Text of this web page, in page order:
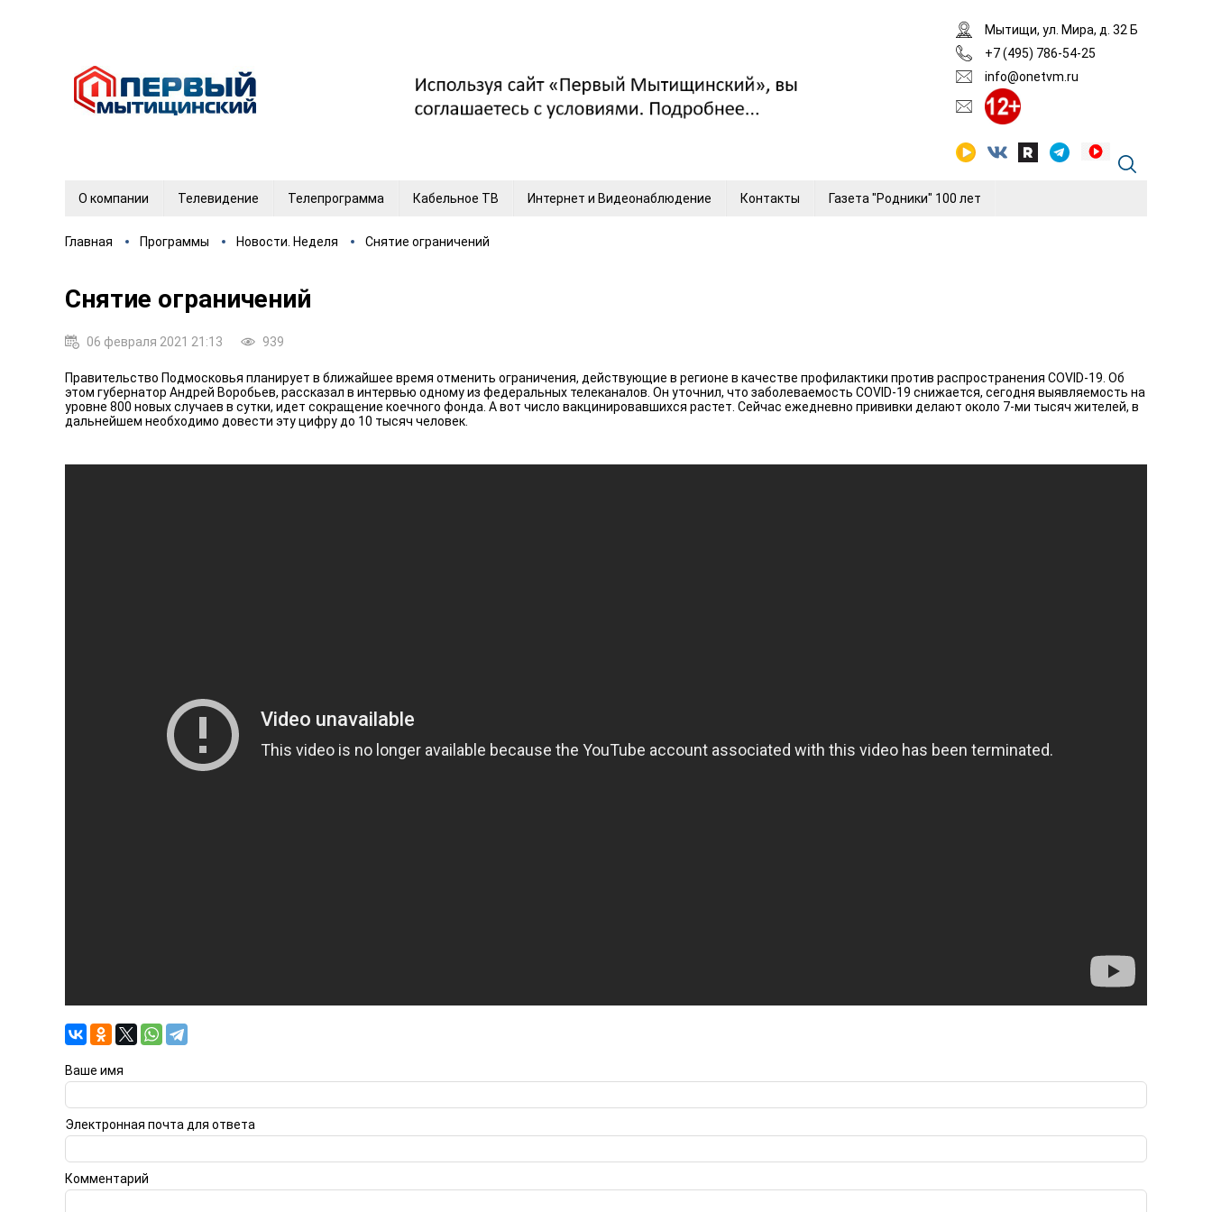
Мытищи, ул. Мира, д. 32 Б
+7 (495) 786-54-25
info@onetvm.ru
О компании Телевидение Телепрограмма Кабельное ТВ Интернет и Видеонаблюдение Контакты Газета "Родники" 100 лет
Главная Программы Новости. Неделя Снятие ограничений
Снятие ограничений
06 февраля 2021 21:13 939
Правительство Подмосковья планирует в ближайшее время отменить ограничения, действующие в регионе в качестве профилактики против распространения COVID-19. Об
этом губернатор Андрей Воробьев, рассказал в интервью одному из федеральных телеканалов. Он уточнил, что заболеваемость COVID-19 снижается, сегодня выявляемость на
уровне 800 новых случаев в сутки, идет сокращение коечного фонда. А вот число вакцинировавшихся растет. Сейчас ежедневно прививки делают около 7-ми тысяч жителей, в
дальнейшем необходимо довести эту цифру до 10 тысяч человек.
Ваше имя
Электронная почта для ответа
Комментарий